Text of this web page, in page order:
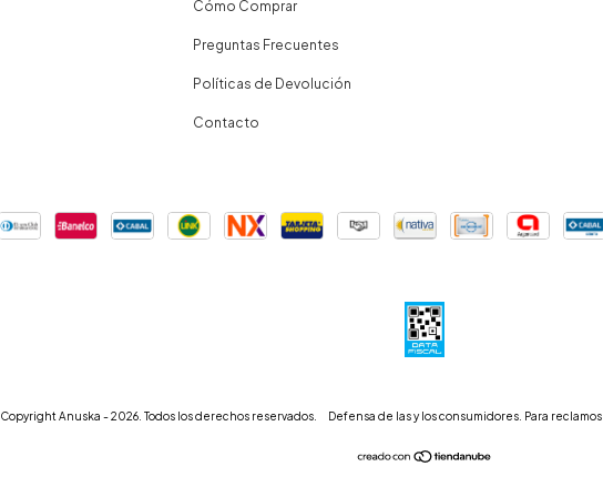
Cómo Comprar
Preguntas Frecuentes
Políticas de Devolución
Contacto
Copyright Anuska - 2026. Todos los derechos reservados. Defensa de las y los consumidores. Para reclamos